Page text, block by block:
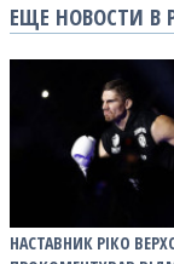
ЕЩЕ НОВОСТИ В
НАСТАВНИК РІКО